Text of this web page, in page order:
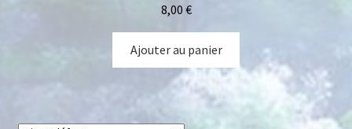
8,00 €
Ajouter au panier